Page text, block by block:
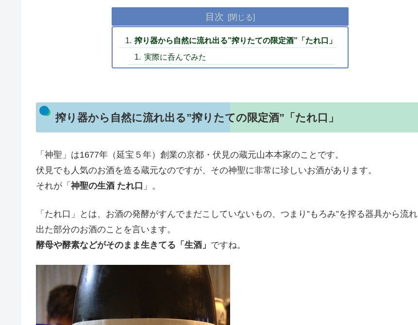
目次
搾り器から自然に流れ出る”搾りたての限定酒”「たれ口」
実際に呑んでみた
搾り器から自然に流れ出る”搾りたての限定酒”「たれ口」
「神聖」は1677年（延宝５年）創業の京都・伏見の蔵元山本本家のことです。
伏見でも人気のお酒を造る蔵元なのですが、その神聖に非常に珍しいお酒があります。
それが「 神聖の生酒 たれ口 」。
「たれ口」とは、お酒の発酵がすんでまだこしていないもの、つまり”もろみ”を搾る器具から流れ
出た部分のお酒のことを言います。
酵母や酵素などがそのまま生きてる「生酒」 ですね。